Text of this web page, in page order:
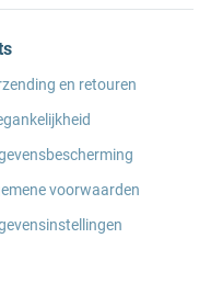
en retouren
voorwaarden